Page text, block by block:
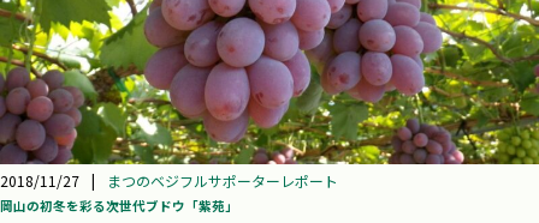
2018/11/27 | まつのベジフルサポーターレポート
岡山の初冬を彩る次世代ブドウ「紫苑」